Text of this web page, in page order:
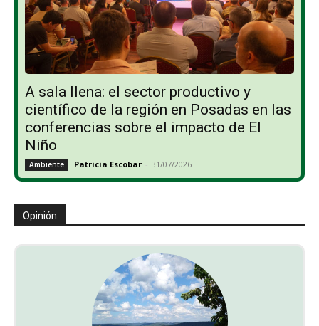
A sala llena: el sector productivo y
científico de la región en Posadas en las
conferencias sobre el impacto de El
Niño
Ambiente Patricia Escobar - 31/07/2026
Opinión